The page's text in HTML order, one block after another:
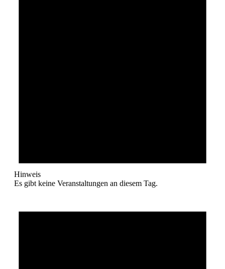
Hinweis
Es gibt keine Veranstaltungen an diesem Tag.